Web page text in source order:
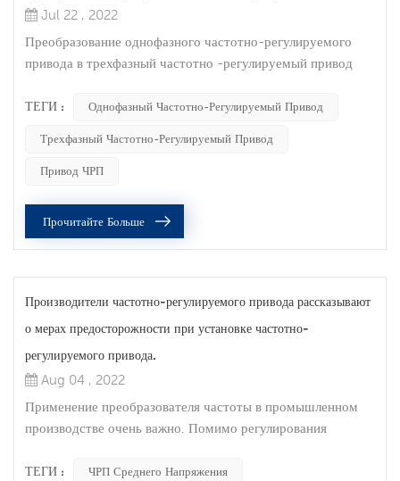
Jul 22 , 2022
Преобразование однофазного частотно-регулируемого
привода в трехфазный частотно -регулируемый привод
фазового преобразования: может ли частотно-
источник питания для работы трехфазного двигателя?
Однофазное питание переменного тока распространено во
ТЕГИ : Однофазный Частотно-Регулируемый Привод
Трехфазный Частотно-Регулируемый Привод
Привод ЧРП
Прочитайте Больше
Производители частотно-регулируемого привода рассказывают
о мерах предосторожности при установке частотно-
регулируемого привода.
Aug 04 , 2022
Применение преобразователя частоты в промышленном
производстве очень важно. Помимо регулирования
экономить энергию. В настоящее время, с постоянным
ТЕГИ : ЧРП Среднего Напряжения